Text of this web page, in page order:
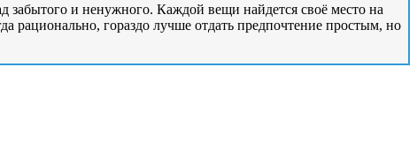
забытого и ненужного. Каждой вещи найдется своё место на
рационально, гораздо лучше отдать предпочтение простым, но